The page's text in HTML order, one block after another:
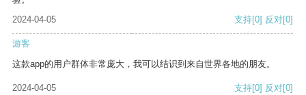
2024-04-05
支持[0] 反对[0]
游客
这款app的用户群体非常庞大，我可以结识到来自世界各地的朋友。
2024-04-05 支持[0] 反对[0]